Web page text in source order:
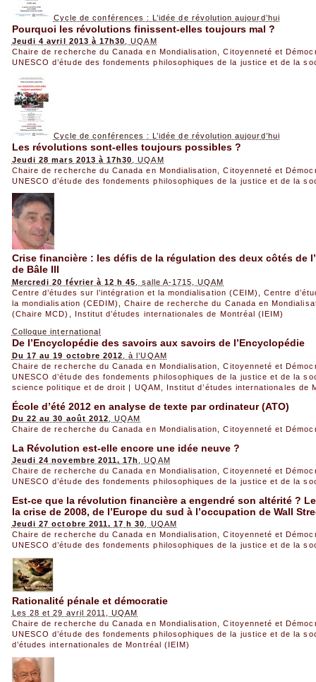
Cycle de conférences : L’idée de révolution aujourd’hui
Pourquoi les révolutions finissent-elles toujours mal ?
Jeudi 4 avril 2013 à 17h30
, UQAM
Chaire de recherche du Canada en Mondialisation, Citoyenneté et
UNESCO d’étude des fondements philosophiques de la justice et de la
Cycle de conférences : L’idée de révolution aujourd’hui
Les révolutions sont-elles toujours possibles ?
Jeudi 28 mars 2013 à 17h30
, UQAM
Chaire de recherche du Canada en Mondialisation, Citoyenneté et
UNESCO d’étude des fondements philosophiques de la justice et de la
Crise financière : les défis de la régulation des deux côtés de
de Bâle III
Mercredi 20 février à 12 h 45
, salle A-1715, UQAM
Centre d’études sur l’intégration et la mondialisation (CEIM)
,Centre
la mondialisation (CEDIM)
,Chaire de recherche du Canada en
(Chaire MCD)
Institut d’études internationales de Montréal (IEIM)
Colloque international
De l’Encyclopédie des savoirs aux savoirs de l’Encyclopédie
Du 17 au 19 octobre 2012 , à l’UQAM
Chaire de recherche du Canada en Mondialisation, Citoyenneté et
UNESCO d’étude des fondements philosophiques de la justice et de la
science politique et de droit | UQAM
Institut d’études internationales de
École d’été 2012 en analyse de texte par ordinateur (ATO)
Du 22 au 30 août 2012 , UQAM
Chaire de recherche du Canada en Mondialisation, Citoyenneté et
La Révolution est-elle encore une idée neuve ?
Jeudi 24 novembre 2011, 17h
, UQAM
Chaire de recherche du Canada en Mondialisation, Citoyenneté et
UNESCO d’étude des fondements philosophiques de la justice et de la
Est-ce que la révolution financière a engendré son altérité ?
la crise de 2008, de l’Europe du sud à l’occupation de Wall
Jeudi 27 octobre 2011, 17 h 30
, UQAM
Chaire de recherche du Canada en Mondialisation, Citoyenneté et
UNESCO d’étude des fondements philosophiques de la justice et de la
Rationalité pénale et démocratie
Les 28 et 29 avril 2011, UQAM
Chaire de recherche du Canada en Mondialisation, Citoyenneté et
UNESCO d’étude des fondements philosophiques de la justice et de la
d’études internationales de Montréal (IEIM)